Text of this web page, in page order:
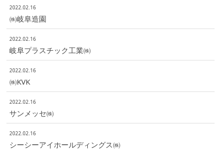
2022.02.16
㈱岐阜造園
2022.02.16
岐阜プラスチック工業㈱
2022.02.16
㈱KVK
2022.02.16
サンメッセ㈱
2022.02.16
シーシーアイホールディングス㈱